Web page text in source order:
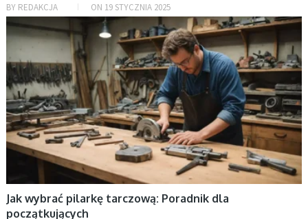
BY REDAKCJA ON 19 STYCZNIA 2025
BEZ KATEGORII
Jak wybrać pilarkę tarczową: Poradnik dla
początkujących